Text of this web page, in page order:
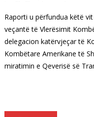
Raporti u përfundua këtë
veçantë të Vlerësimit
delegacion katërvjeçar të
Kombëtare Amerikane të
miratimin e Qeverisë së